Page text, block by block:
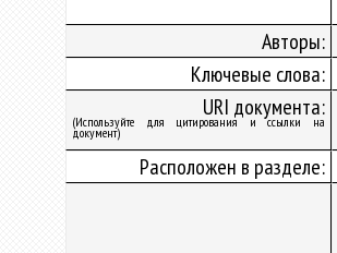
Авторы:
Ключевые слова:
URI документа:
(Используйте для цитирования и ссылки на
документ)
Расположен в разделе: